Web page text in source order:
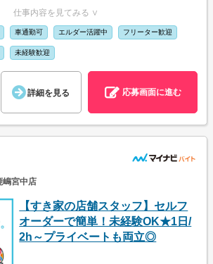
仕事内容を見てみる ∨
車通勤可 エルダー活躍中 フリーター歓迎
未経験歓迎
詳細を見る 応募画面に進む
宮中店
【すき家の店舗スタッフ】セルフ
オーダーで簡単！未経験OK★1日/
2h～プライベートも両立◎